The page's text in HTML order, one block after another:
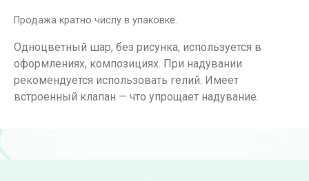
Продажа кратно числу в упаковке.
Одноцветный шар, без рисунка, используется в
оформлениях, композициях. При надувании
рекомендуется использовать гелий. Имеет
встроенный клапан — что упрощает надувание.